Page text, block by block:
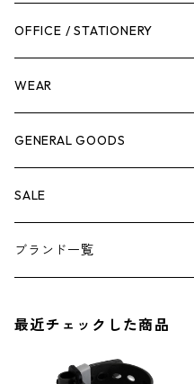
作業台
脚立
ケミカル
その他
ボディケア
ガーデンチェア
キャビネット・ツールハンガー
冬季用品
その他
バンジーバンド
ストレージボックス
クーラーボックス
ナイフ
メンテナンスグッズ
車内グッズ
車外グッズ
芳香剤
OFFICE / STATIONERY
WEAR
トップス
ボトムス
アンダーウェア
GENERAL GOODS
ウォレット
エアーフレッシュナー
SALE
ブランド一覧
最近チェックした商品